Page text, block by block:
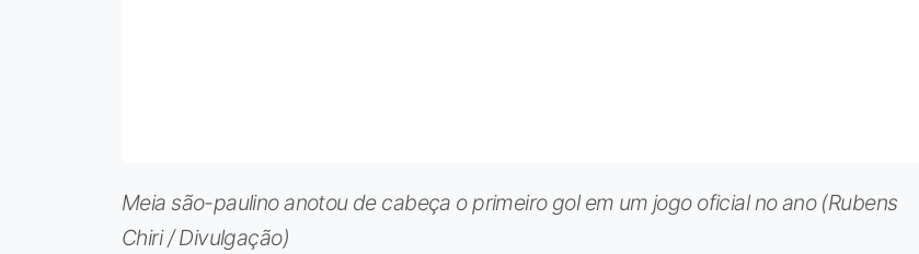
Meia são-paulino anotou de cabeça o primeiro gol em um jogo oficial no ano (Rubens
Chiri / Divulgação)